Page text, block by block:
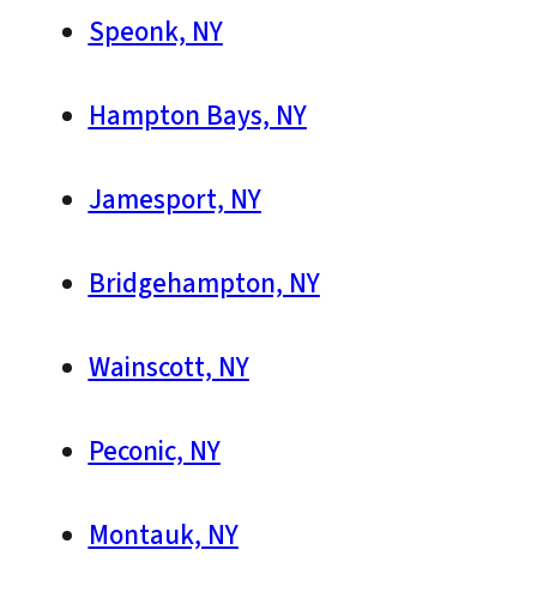
Speonk, NY
Hampton Bays, NY
Jamesport, NY
Bridgehampton, NY
Wainscott, NY
Peconic, NY
Montauk, NY